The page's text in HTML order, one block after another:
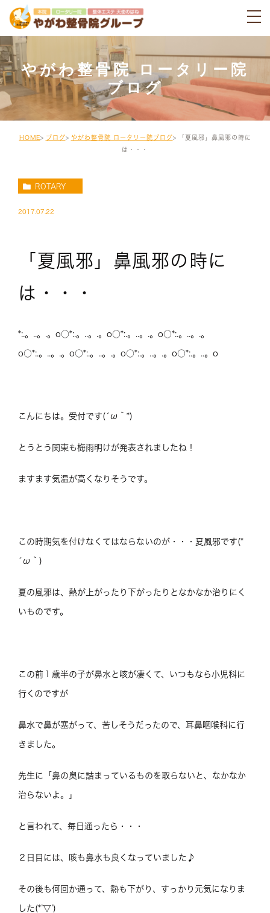
やがわ整骨院 ロータリー院
ブログ
HOME ブログ やがわ整骨院 ロータリー院ブログ
「夏風邪」鼻風邪の時に
は・・・
ROTARY
2017.07.22
「夏風邪」鼻風邪の時に
は・・・
*:.。..。.。o○*:.。..。.。o○*:.。..。.。o○*:.。..。.。
o○*:.。..。.。o○*:.。..。.。o○*:.。..。.。o○*:.。..。o
こんにちは。受付です(´ω｀*)
とうとう関東も梅雨明けが発表されましたね！
ますます気温が高くなりそうです。
この時期気を付けなくてはならないのが・・・夏風邪です(*
´ω｀)
夏の風邪は、熱が上がったり下がったりとなかなか治りにく
いものです。
この前１歳半の子が鼻水と咳が凄くて、いつもなら小児科に
行くのですが
鼻水で鼻が塞がって、苦しそうだったので、耳鼻咽喉科に行
きました。
先生に「鼻の奥に詰まっているものを取らないと、なかなか
治らないよ。」
と言われて、毎日通ったら・・・
２日目には、咳も鼻水も良くなっていました♪
その後も何回か通って、熱も下がり、すっかり元気になりま
した(*’▽’)